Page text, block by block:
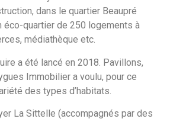
dans le quartier Beaupré
éco-quartier de 250 logements à
médiathèque etc.
a été lancé en 2018. Pavillons,
Immobilier a voulu, pour ce
des types d’habitats.
La Sittelle (accompagnés par des